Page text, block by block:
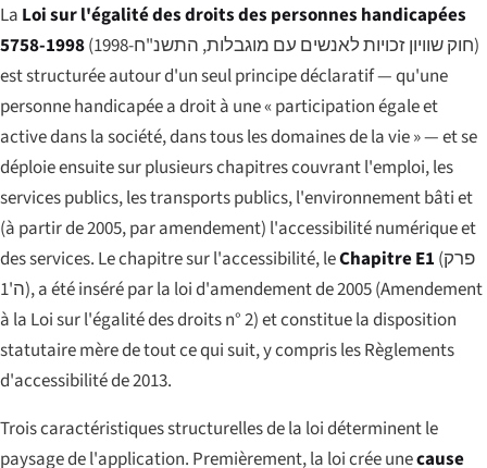
La Loi sur l'égalité des droits des personnes handicapées
5758-1998( חוק שוויון זכויות לאנשים עם מוגבלות, התשנ"ח-1998)
est structurée autour d'un seul principe déclaratif — qu'une
personne handicapée a droit à une « participation égale et
active dans la société, dans tous les domaines de la vie » — et se
déploie ensuite sur plusieurs chapitres couvrant l'emploi, les
services publics, les transports publics, l'environnement bâti et
(à partir de 2005, par amendement) l'accessibilité numérique et
des services. Le chapitre sur l'accessibilité, leChapitre E1 (פרק
ה'1), a été inséré par la loi d'amendement de 2005 (Amendement
à la Loi sur l'égalité des droits n° 2) et constitue la disposition
statutaire mère de tout ce qui suit, y compris les Règlements
d'accessibilité de 2013.
Trois caractéristiques structurelles de la loi déterminent le
paysage de l'application. Premièrement, la loi crée unecause